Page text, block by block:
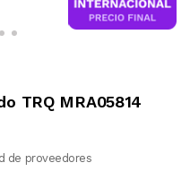
TRQ MRA05814
de proveedores